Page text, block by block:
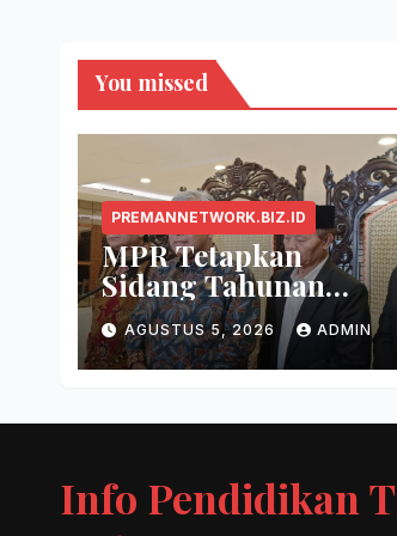
You missed
PREMANNETWORK.BIZ.ID
MPR Tetapkan
Sidang Tahunan
Digelar 14 Agustus
2026
AGUSTUS 5, 2026 ADMIN
Info Pendidikan